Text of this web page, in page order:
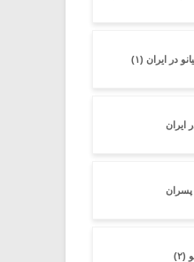
در ایران (۱)
ایران
پسران
(۲)